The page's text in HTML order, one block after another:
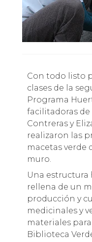
Con todo listo para que comiencen las
clases de la
Programa
facilitadoras de
Contreras y
realizaron las
macetas verde
muro.
Una estructura
rellena de un
producción y
medicinales y
materiales
Biblioteca